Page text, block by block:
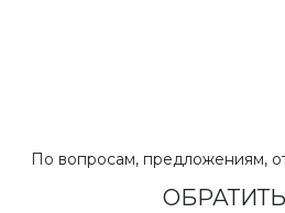
Приемная:
Отдел продаж:
По вопросам, предложениям,